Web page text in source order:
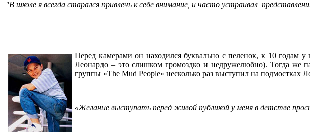
"В школе я всегда старался привлечь к себе внимание, и часто устраивал
Перед камерами он находился буквально с пеленок, к 10 годам
Леонардо – это слишком громоздко и недружелюбно). Тогда же
группы «The Mud People» несколько раз выступил на подмостках
«Желание выступать перед живой публикой у меня в детстве